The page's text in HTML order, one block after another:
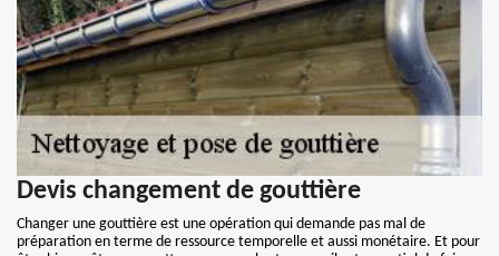
Devis changement de gouttière
Changer une gouttière est une opération qui demande pas mal de
préparation en terme de ressource temporelle et aussi monétaire. Et pour